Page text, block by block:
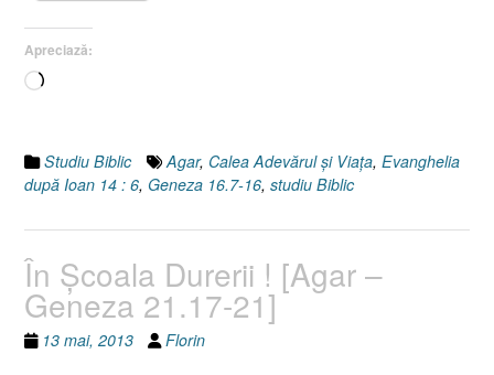
14.6]”
Apreciază:
Încarc...
Studiu Biblic Agar, Calea Adevărul şi Viaţa, Evanghelia
după Ioan 14 : 6, Geneza 16.7-16, studiu Biblic
În Şcoala Durerii ! [Agar –
Geneza 21.17-21]
13 mai, 2013 Florin